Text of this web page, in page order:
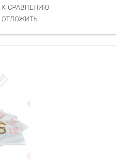
К СРАВНЕНИЮ
ОТЛОЖИТЬ